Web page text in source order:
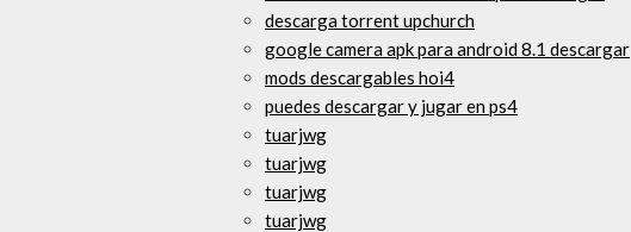
descarga torrent upchurch
google camera apk para android 8.1 descargar
mods descargables hoi4
puedes descargar y jugar en ps4
tuarjwg
tuarjwg
tuarjwg
tuarjwg